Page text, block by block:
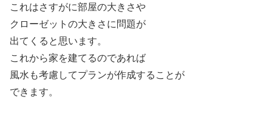
これはさすがに部屋の大きさや
クローゼットの大きさに問題が
出てくると思います。
これから家を建てるのであれば
風水も考慮してプランが作成することが
できます。